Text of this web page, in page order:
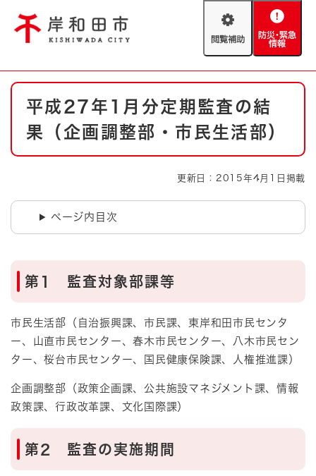
閲
助
防
緊
情
報
やさしい日本語
防災・緊急情報 救急・消防
ハザードマップ AED設置箇所
本
平成27年1月分定期監査の結
果（企画調整部・市民生活部）
更新日：2015年4月1日掲載
ページ内目次
第1 監査対象部課等
市民生活部（自治振興課、市民課、東岸和田市民センタ
ー、山直市民センター、春木市民センター、八木市民セン
ター、桜台市民センター、国民健康保険課、人権推進課）
企画調整部（政策企画課、公共施設マネジメント課、情報
政策課、行政改革課、文化国際課）
第2 監査の実施期間